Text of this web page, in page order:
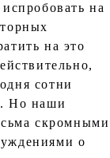
на
на это
сотни
Но наши
скромными
о